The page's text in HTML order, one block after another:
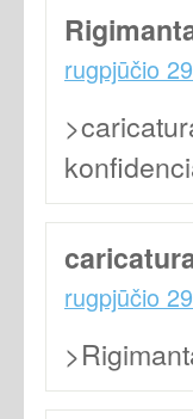
rugpjūčio
rugpjūčio